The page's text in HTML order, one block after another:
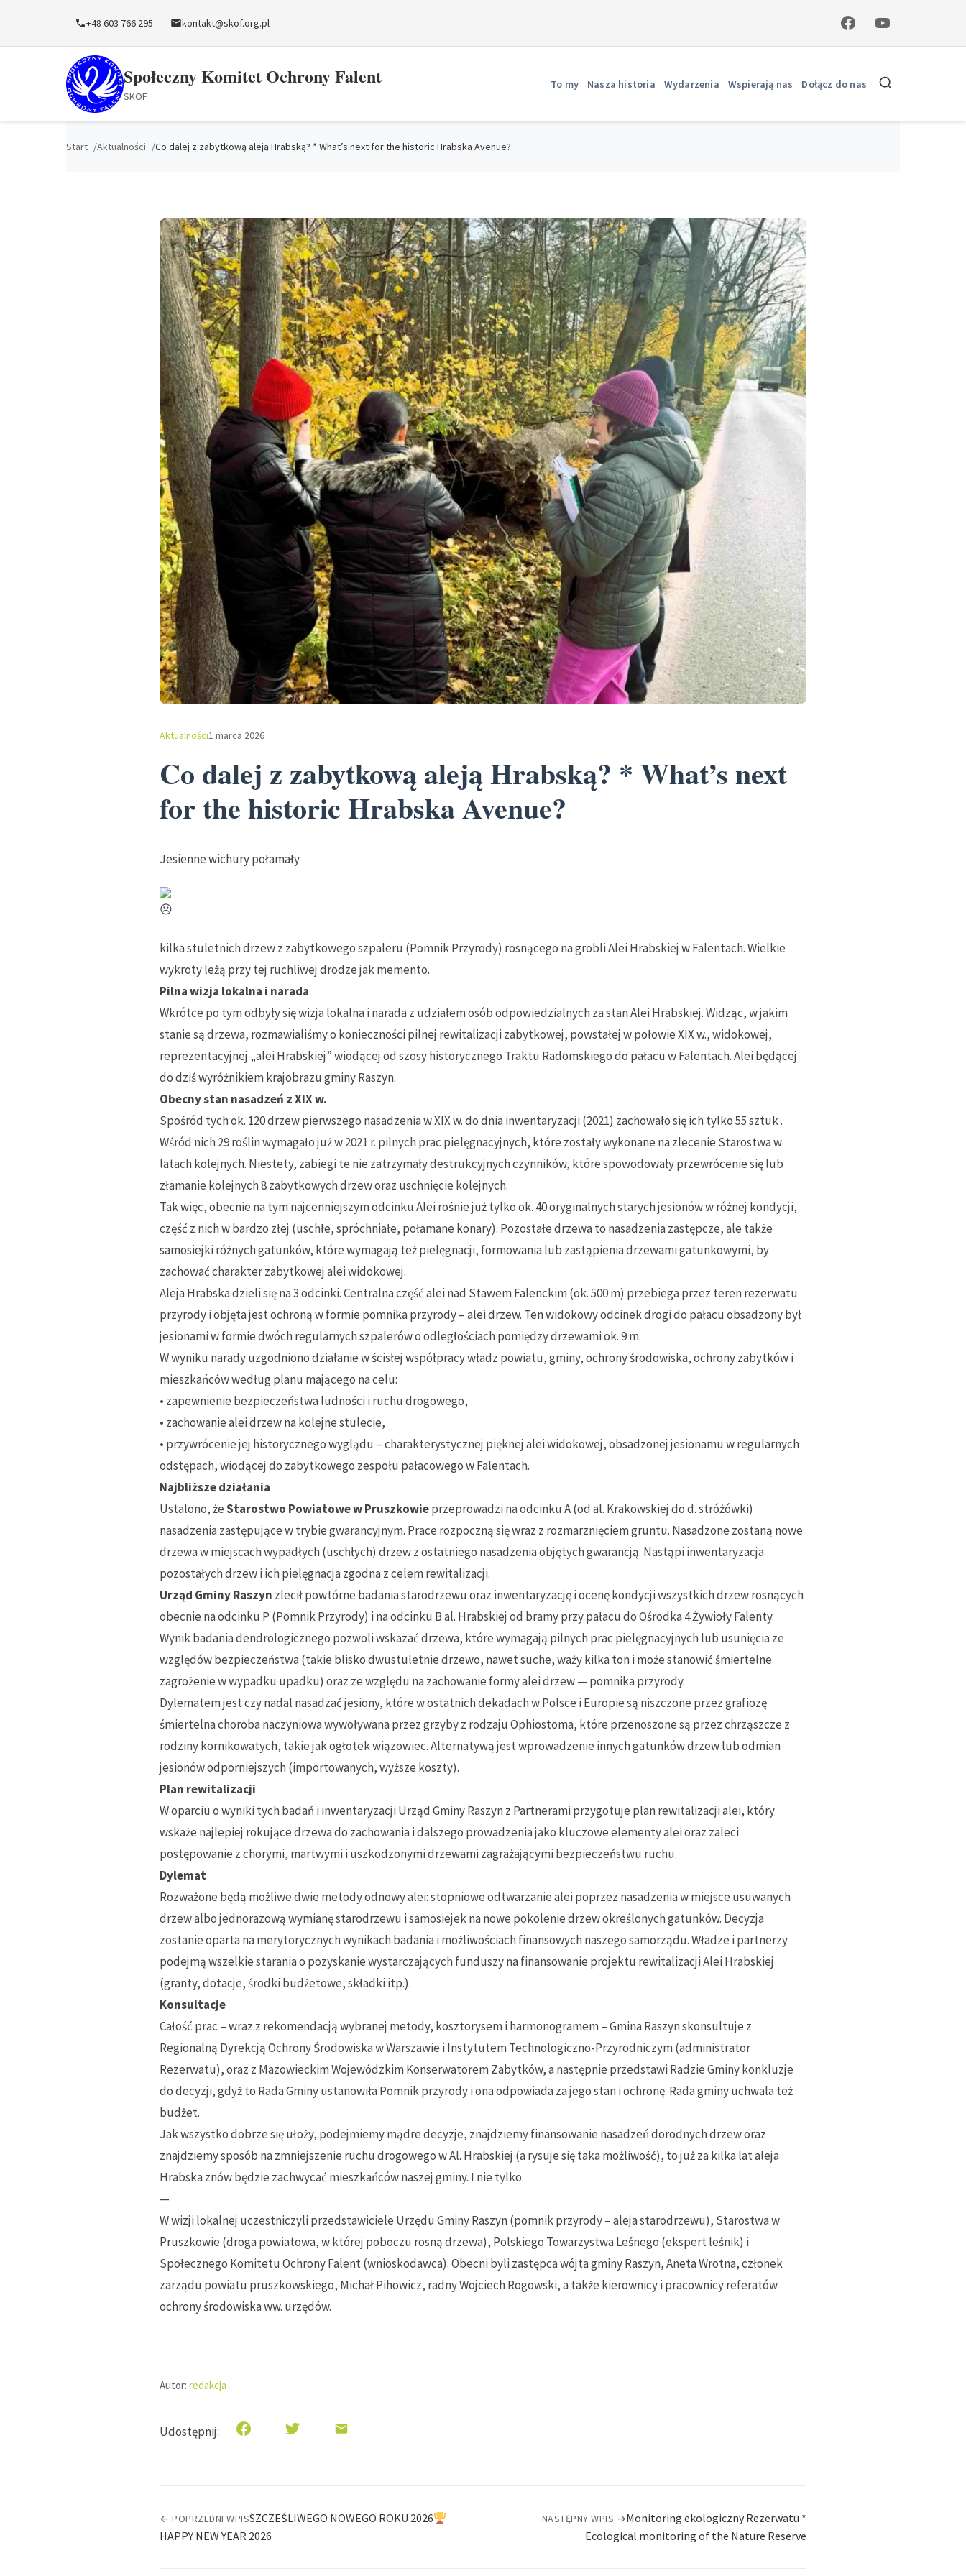
+48 603 766 295 kontakt@skof.org.pl
Społeczny Komitet Ochrony Falent
SKOF
To my Nasza historia Wydarzenia Wspierają nas Dołącz do nas
Start Aktualności Co dalej z zabytkową aleją Hrabską? * What’s next for the historic Hrabska Avenue?
Aktualności1 marca 2026
Co dalej z zabytkową aleją Hrabską? * What’s next
for the historic Hrabska Avenue?
Jesienne wichury połamały
kilka stuletnich drzew z zabytkowego szpaleru (Pomnik Przyrody) rosnącego na grobli Alei Hrabskiej w Falentach. Wielkie
wykroty leżą przy tej ruchliwej drodze jak memento.
Pilna wizja lokalna i narada
Wkrótce po tym odbyły się wizja lokalna i narada z udziałem osób odpowiedzialnych za stan Alei Hrabskiej. Widząc, w jakim
stanie są drzewa, rozmawialiśmy o konieczności pilnej rewitalizacji zabytkowej, powstałej w połowie XIX w., widokowej,
reprezentacyjnej „alei Hrabskiej” wiodącej od szosy historycznego Traktu Radomskiego do pałacu w Falentach. Alei będącej
do dziś wyróżnikiem krajobrazu gminy Raszyn.
Obecny stan nasadzeń z XIX w.
Spośród tych ok. 120 drzew pierwszego nasadzenia w XIX w. do dnia inwentaryzacji (2021) zachowało się ich tylko 55 sztuk .
Wśród nich 29 roślin wymagało już w 2021 r. pilnych prac pielęgnacyjnych, które zostały wykonane na zlecenie Starostwa w
latach kolejnych. Niestety, zabiegi te nie zatrzymały destrukcyjnych czynników, które spowodowały przewrócenie się lub
złamanie kolejnych 8 zabytkowych drzew oraz uschnięcie kolejnych.
Tak więc, obecnie na tym najcenniejszym odcinku Alei rośnie już tylko ok. 40 oryginalnych starych jesionów w różnej kondycji,
część z nich w bardzo złej (uschłe, spróchniałe, połamane konary). Pozostałe drzewa to nasadzenia zastępcze, ale także
samosiejki różnych gatunków, które wymagają też pielęgnacji, formowania lub zastąpienia drzewami gatunkowymi, by
zachować charakter zabytkowej alei widokowej.
Aleja Hrabska dzieli się na 3 odcinki. Centralna część alei nad Stawem Falenckim (ok. 500 m) przebiega przez teren rezerwatu
przyrody i objęta jest ochroną w formie pomnika przyrody – alei drzew. Ten widokowy odcinek drogi do pałacu obsadzony był
jesionami w formie dwóch regularnych szpalerów o odległościach pomiędzy drzewami ok. 9 m.
W wyniku narady uzgodniono działanie w ścisłej współpracy władz powiatu, gminy, ochrony środowiska, ochrony zabytków i
mieszkańców według planu mającego na celu:
• zapewnienie bezpieczeństwa ludności i ruchu drogowego,
• zachowanie alei drzew na kolejne stulecie,
• przywrócenie jej historycznego wyglądu – charakterystycznej pięknej alei widokowej, obsadzonej jesionamu w regularnych
odstępach, wiodącej do zabytkowego zespołu pałacowego w Falentach.
Najbliższe działania
Ustalono, żeStarostwo Powiatowe w Pruszkowieprzeprowadzi na odcinku A (od al. Krakowskiej do d. stróżówki)
nasadzenia zastępujące w trybie gwarancyjnym. Prace rozpoczną się wraz z rozmarznięciem gruntu. Nasadzone zostaną nowe
drzewa w miejscach wypadłych (uschłych) drzew z ostatniego nasadzenia objętych gwarancją. Nastąpi inwentaryzacja
pozostałych drzew i ich pielęgnacja zgodna z celem rewitalizacji.
Urząd Gminy Raszyn zlecił powtórne badania starodrzewu oraz inwentaryzację i ocenę kondycji wszystkich drzew rosnących
obecnie na odcinku P (Pomnik Przyrody) i na odcinku B al. Hrabskiej od bramy przy pałacu do Ośrodka 4 Żywioły Falenty.
Wynik badania dendrologicznego pozwoli wskazać drzewa, które wymagają pilnych prac pielęgnacyjnych lub usunięcia ze
względów bezpieczeństwa (takie blisko dwustuletnie drzewo, nawet suche, waży kilka ton i może stanowić śmiertelne
zagrożenie w wypadku upadku) oraz ze względu na zachowanie formy alei drzew — pomnika przyrody.
Dylematem jest czy nadal nasadzać jesiony, które w ostatnich dekadach w Polsce i Europie są niszczone przez grafiozę
śmiertelna choroba naczyniowa wywoływana przez grzyby z rodzaju Ophiostoma, które przenoszone są przez chrząszcze z
rodziny kornikowatych, takie jak ogłotek wiązowiec. Alternatywą jest wprowadzenie innych gatunków drzew lub odmian
jesionów odporniejszych (importowanych, wyższe koszty).
Plan rewitalizacji
W oparciu o wyniki tych badań i inwentaryzacji Urząd Gminy Raszyn z Partnerami przygotuje plan rewitalizacji alei, który
wskaże najlepiej rokujące drzewa do zachowania i dalszego prowadzenia jako kluczowe elementy alei oraz zaleci
postępowanie z chorymi, martwymi i uszkodzonymi drzewami zagrażającymi bezpieczeństwu ruchu.
Dylemat
Rozważone będą możliwe dwie metody odnowy alei: stopniowe odtwarzanie alei poprzez nasadzenia w miejsce usuwanych
drzew albo jednorazową wymianę starodrzewu i samosiejek na nowe pokolenie drzew określonych gatunków. Decyzja
zostanie oparta na merytorycznych wynikach badania i możliwościach finansowych naszego samorządu. Władze i partnerzy
podejmą wszelkie starania o pozyskanie wystarczających funduszy na finansowanie projektu rewitalizacji Alei Hrabskiej
(granty, dotacje, środki budżetowe, składki itp.).
Konsultacje
Całość prac – wraz z rekomendacją wybranej metody, kosztorysem i harmonogramem – Gmina Raszyn skonsultuje z
Regionalną Dyrekcją Ochrony Środowiska w Warszawie i Instytutem Technologiczno-Przyrodniczym (administrator
Rezerwatu), oraz z Mazowieckim Wojewódzkim Konserwatorem Zabytków, a następnie przedstawi Radzie Gminy konkluzje
do decyzji, gdyż to Rada Gminy ustanowiła Pomnik przyrody i ona odpowiada za jego stan i ochronę. Rada gminy uchwala też
budżet.
Jak wszystko dobrze się ułoży, podejmiemy mądre decyzje, znajdziemy finansowanie nasadzeń dorodnych drzew oraz
znajdziemy sposób na zmniejszenie ruchu drogowego w Al. Hrabskiej (a rysuje się taka możliwość), to już za kilka lat aleja
Hrabska znów będzie zachwycać mieszkańców naszej gminy. I nie tylko.
—
W wizji lokalnej uczestniczyli przedstawiciele Urzędu Gminy Raszyn (pomnik przyrody – aleja starodrzewu), Starostwa w
Pruszkowie (droga powiatowa, w której poboczu rosną drzewa), Polskiego Towarzystwa Leśnego (ekspert leśnik) i
Społecznego Komitetu Ochrony Falent (wnioskodawca). Obecni byli zastępca wójta gminy Raszyn, Aneta Wrotna, członek
zarządu powiatu pruszkowskiego, Michał Pihowicz, radny Wojciech Rogowski, a także kierownicy i pracownicy referatów
ochrony środowiska ww. urzędów.
Autor: redakcja
Udostępnij:
← POPRZEDNI WPISSZCZEŚLIWEGO NOWEGO ROKU 2026
HAPPY NEW YEAR 2026
NASTĘPNY WPIS →Monitoring ekologiczny Rezerwatu *
Ecological monitoring of the Nature Reserve